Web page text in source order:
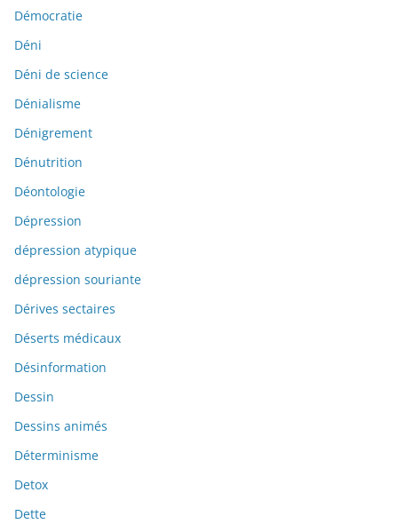
Démocratie
Déni
Déni de science
Dénialisme
Dénigrement
Dénutrition
Déontologie
Dépression
dépression atypique
dépression souriante
Dérives sectaires
Déserts médicaux
Désinformation
Dessin
Dessins animés
Déterminisme
Detox
Dette